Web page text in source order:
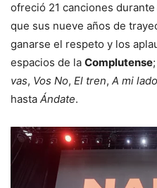
ofreció 21 canciones
que sus nueve años de
ganarse el respeto y los
espacios de la Complutense
vas, Vos No, El tren, A mi lado
hasta Ándate.